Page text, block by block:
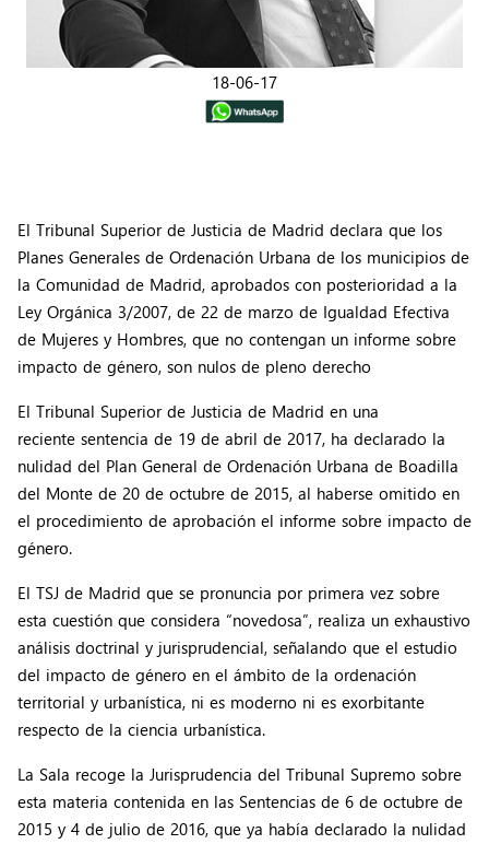
18-06-17
El Tribunal Superior de Justicia de Madrid declara que los
Planes Generales de Ordenación Urbana de los municipios de
la Comunidad de Madrid, aprobados con posterioridad a la
Ley Orgánica 3/2007, de 22 de marzo de Igualdad Efectiva
de Mujeres y Hombres, que no contengan un informe sobre
impacto de género, son nulos de pleno derecho
El Tribunal Superior de Justicia de Madrid en una
reciente sentencia de 19 de abril de 2017, ha declarado la
nulidad del Plan General de Ordenación Urbana de Boadilla
del Monte de 20 de octubre de 2015, al haberse omitido en
el procedimiento de aprobación el informe sobre impacto de
género.
El TSJ de Madrid que se pronuncia por primera vez sobre
esta cuestión que considera “novedosa”, realiza un exhaustivo
análisis doctrinal y jurisprudencial, señalando que el estudio
del impacto de género en el ámbito de la ordenación
territorial y urbanística, ni es moderno ni es exorbitante
respecto de la ciencia urbanística.
La Sala recoge la Jurisprudencia del Tribunal Supremo sobre
esta materia contenida en las Sentencias de 6 de octubre de
2015 y 4 de julio de 2016, que ya había declarado la nulidad